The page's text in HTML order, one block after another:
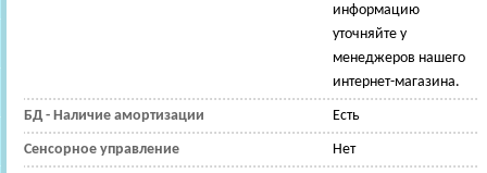
информацию
уточняйте у
менеджеров нашего
интернет-магазина.
БД - Наличие амортизации Есть
Сенсорное управление Нет